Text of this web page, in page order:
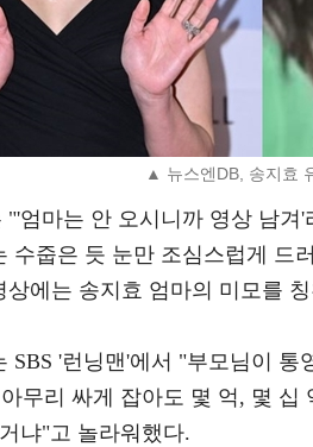
▲ 뉴스엔DB, 송지효
"'엄마는 안 오시니까 영상 남
수줍은 듯 눈만 조심스럽게 드
상에는 송지효 엄마의 미모를
SBS '런닝맨'에서 "부모님이
무리 싸게 잡아도 몇 억, 몇
냐"고 놀라워했다.